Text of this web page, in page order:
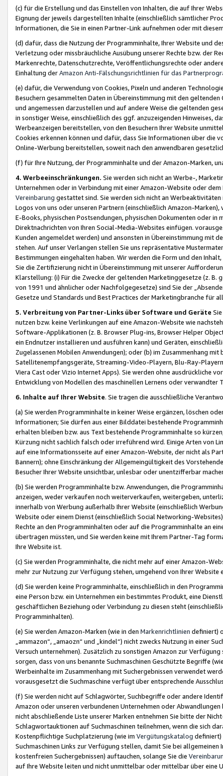
(c) für die Erstellung und das Einstellen von Inhalten, die auf Ihrer
Eignung der jeweils dargestellten Inhalte (einschließlich sämtlicher
Informationen, die Sie in einen Partner-Link aufnehmen oder mit
(d) dafür, dass die Nutzung der Programminhalte, Ihrer Website und
Verletzung oder missbräuchliche Ausübung unserer Rechte bzw. der
Markenrechte, Datenschutzrechte, Veröffentlichungsrechte oder
Einhaltung derAmazon Anti-Fälschungsrichtlinien für das
(e) dafür, die Verwendung von Cookies, Pixeln und anderen
Besuchern gesammelten Daten in Übereinstimmung mit den
und angemessen darzustellen und auf andere Weise die geltenden
in sonstiger Weise, einschließlich des ggf. anzuzeigenden Hinweises,
Werbeanzeigen bereitstellen, von den Besuchern Ihrer Website
Cookies erkennen können und dafür, dass Sie Informationen über die
Online-Werbung bereitstellen, soweit nach den anwendbaren
(f) für Ihre Nutzung, der Programminhalte und der Amazon-Marken,
4. Werbeeinschränkungen. Sie werden sich nicht an Werbe-,
Unternehmen oder in Verbindung mit einer Amazon-Website oder
Vereinbarung gestattet sind. Sie werden sich nicht an
Logos von uns oder unseren Partnern (einschließlich Amazon-
E-Books, physischen Postsendungen, physischen Dokumenten oder in
Direktnachrichten von Ihren Social-Media-Websites einfügen.
Kunden angemeldet werden) und ansonsten in Übereinstimmung mit
stehen. Auf unser Verlangen stellen Sie uns repräsentative
Bestimmungen eingehalten haben. Wir werden die Form und den
Sie die Zertifizierung nicht in Übereinstimmung mit unserer
Klarstellung: (i) Für die Zwecke der geltenden Marketinggesetze (z. B.
von 1991 und ähnlicher oder Nachfolgegesetze) sind Sie der
Gesetze und Standards und Best Practices der Marketingbranche für
5. Verbreitung von Partner-Links über Software und Geräte
nutzen bzw. keine Verlinkungen auf eine Amazon-Website wie
Software-Applikationen (z. B. Browser Plug-ins, Browser Helper
ein Endnutzer installieren und ausführen kann) und Geräten,
Zugelassenen Mobilen Anwendungen); oder (b) im Zusammenhang
Satellitenempfangsgeräte, Streaming-Video-Playern, Blu-Ray-
Viera Cast oder Vizio Internet Apps). Sie werden ohne ausdrückliche
Entwicklung von Modellen des maschinellen Lernens oder
6. Inhalte auf Ihrer Website. Sie tragen die ausschließliche
(a) Sie werden Programminhalte in keiner Weise ergänzen, löschen
Informationen; Sie dürfen aus einer Bilddatei bestehende
erhalten bleiben bzw. aus Text bestehende Programminhalte so
Kürzung nicht sachlich falsch oder irreführend wird. Einige Arten von
auf eine Informationsseite auf einer Amazon-Website, der nicht als
Bannern); ohne Einschränkung der Allgemeingültigkeit des
Besucher Ihrer Website unsichtbar, unlesbar oder unentzifferbar
(b) Sie werden Programminhalte bzw. Anwendungen, die
anzeigen, weder verkaufen noch weiterverkaufen, weitergeben,
innerhalb von Werbung außerhalb Ihrer Website (einschließlich
Website oder einem Dienst (einschließlich Social Networking-
Rechte an den Programminhalten oder auf die Programminhalte an
übertragen müssten, und Sie werden keine mit Ihrem Partner-Tag
Ihre Website ist.
(c) Sie werden Programminhalte, die nicht mehr auf einer Amazon-
mehr zur Nutzung zur Verfügung stehen, umgehend von Ihrer
(d) Sie werden keine Programminhalte, einschließlich in den
eine Person bzw. ein Unternehmen ein bestimmtes Produkt, eine
geschäftlichen Beziehung oder Verbindung zu diesen steht
Programminhalten).
(e) Sie werden Amazon-Marken (wie in den Markenrichtlinien definiert)
„ammazon“, „amaozn“ und „kindel“) nicht zwecks Nutzung in einer
Versuch unternehmen). Zusätzlich zu sonstigen Amazon zur
sorgen, dass von uns benannte Suchmaschinen Geschützte Begriffe
Werbeinhalte im Zusammenhang mit Suchergebnissen verwendet
vorausgesetzt die Suchmaschine verfügt über entsprechende
(f) Sie werden nicht auf Schlagwörter, Suchbegriffe oder andere
Amazon oder unseren verbundenen Unternehmen oder
nicht abschließende Liste unserer Marken entnehmen Sie bitte der
Schlagwortauktionen auf Suchmaschinen teilnehmen, wenn die sich
Kostenpflichtige Suchplatzierung (wie im Vergütungskatalog definiert)
Suchmaschinen Links zur Verfügung stellen, damit Sie bei
kostenfreien Suchergebnissen) auftauchen, solange Sie die
auf Ihre Website leiten und nicht unmittelbar oder mittelbar über eine